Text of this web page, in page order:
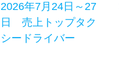
2026年7月24日～27
日 売上トップタク
シードライバー